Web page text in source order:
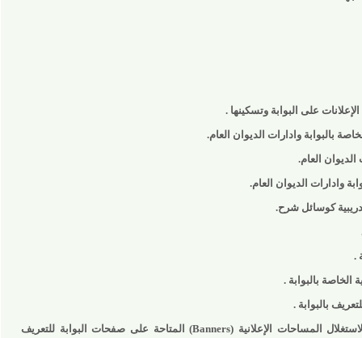
على البوابة وتسكينها .
وادارات الديوان العام.
العام.
الديوان العام.
كوسائل شرح.
بالبوابة .
.
المساحات الإعلانية (Banners) المتاحة على صفحات البوابة للتعريف